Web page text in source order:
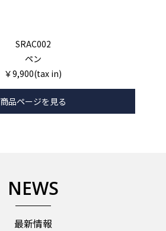
SRAC002
ペン
￥9,900(tax in)
商品ページを見る
NEWS
最新情報